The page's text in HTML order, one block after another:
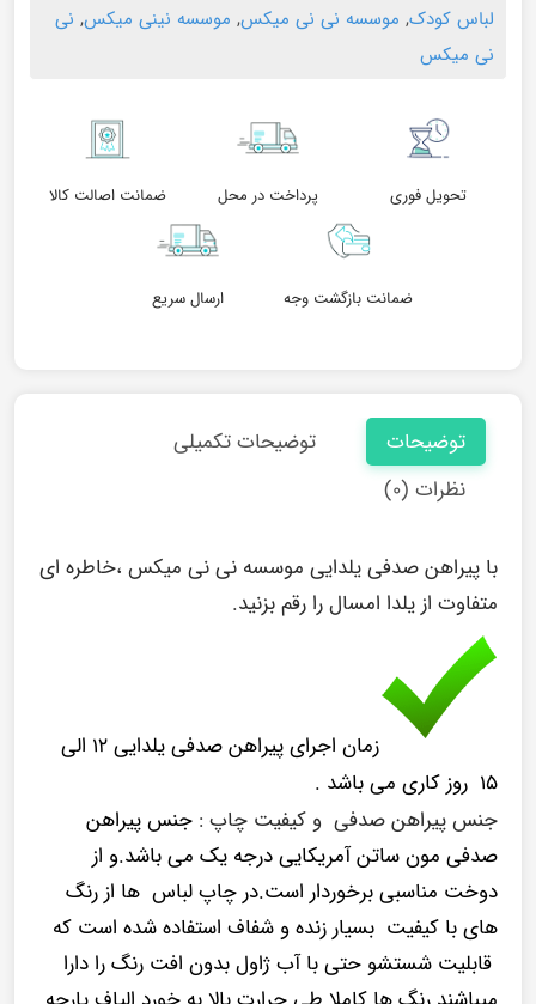
لباس کودک, موسسه نی نی میکس, موسسه نینی میکس, نی
نی میکس
تحویل فوری پرداخت در محل ضمانت اصالت کالا
ضمانت بازگشت وجه ارسال سریع
توضیحات
توضیحات تکمیلی
نظرات (۰)
با پیراهن صدفی یلدایی موسسه نی نی میکس ،خاطره ای
متفاوت از یلدا امسال را رقم بزنید.
زمان اجرای پیراهن صدفی یلدایی ۱۲ الی
۱۵ روز کاری می باشد .
جنس پیراهن صدفی و کیفیت چاپ : جنس پیراهن
صدفی مون ساتن آمریکایی درجه یک می باشد.و از
دوخت مناسبی برخوردار است.در چاپ لباس ها از رنگ
های با کیفیت بسیار زنده و شفاف استفاده شده است که
قابلیت شستشو حتی با آب ژاول بدون افت رنگ را دارا